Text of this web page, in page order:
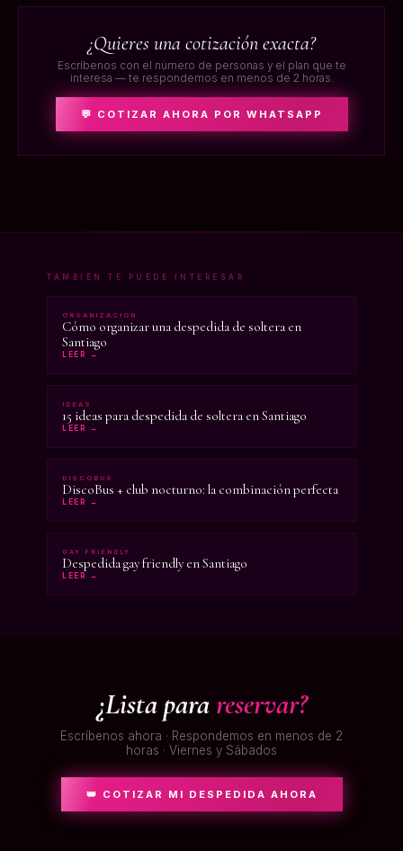
¿Quieres una cotización exacta?
Escríbenos con el número de personas y el plan que te
interesa — te respondemos en menos de 2 horas.
💬 COTIZAR AHORA POR WHATSAPP
TAMBIÉN TE PUEDE INTERESAR
ORGANIZACIÓN
Cómo organizar una despedida de soltera en
Santiago
LEER →
IDEAS
15 ideas para despedida de soltera en Santiago
LEER →
DISCOBUS
DiscoBus + club nocturno: la combinación perfecta
LEER →
GAY FRIENDLY
Despedida gay friendly en Santiago
LEER →
¿Lista parareservar?
Escríbenos ahora · Respondemos en menos de 2
horas · Viernes y Sábados
👑 COTIZAR MI DESPEDIDA AHORA